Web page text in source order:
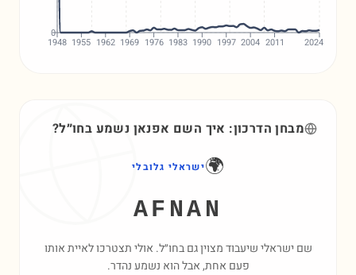
1948 1955 1962 1969 1976 1983 1990 1997 2004 2011 2024
0
מבחן הדרכון: איך השם אפנאן נשמע בחו״ל?
🌍ישראלי גלובלי
AFNAN
שם ישראלי שיעבוד מצוין גם בחו״ל. אולי תצטרכו לאיית אותו
פעם אחת, אבל הוא נשמע נהדר.